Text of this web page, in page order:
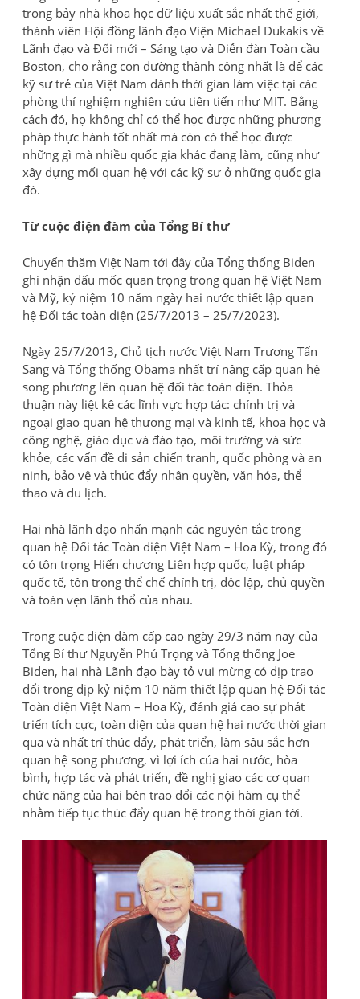
trong bảy nhà khoa học dữ liệu xuất sắc nhất thế giới,
thành viên Hội đồng lãnh đạo Viện Michael Dukakis về
Lãnh đạo và Đổi mới – Sáng tạo và Diễn đàn Toàn cầu
Boston, cho rằng con đường thành công nhất là để các
kỹ sư trẻ của Việt Nam dành thời gian làm việc tại các
phòng thí nghiệm nghiên cứu tiên tiến như MIT. Bằng
cách đó, họ không chỉ có thể học được những phương
pháp thực hành tốt nhất mà còn có thể học được
những gì mà nhiều quốc gia khác đang làm, cũng như
xây dựng mối quan hệ với các kỹ sư ở những quốc gia
đó.
Từ cuộc điện đàm của Tổng Bí thư
Chuyến thăm Việt Nam tới đây của Tổng thống Biden
ghi nhận dấu mốc quan trọng trong quan hệ Việt Nam
và Mỹ, kỷ niệm 10 năm ngày hai nước thiết lập quan
hệ Đối tác toàn diện (25/7/2013 – 25/7/2023).
Ngày 25/7/2013, Chủ tịch nước Việt Nam Trương Tấn
Sang và Tổng thống Obama nhất trí nâng cấp quan hệ
song phương lên quan hệ đối tác toàn diện. Thỏa
thuận này liệt kê các lĩnh vực hợp tác: chính trị và
ngoại giao quan hệ thương mại và kinh tế, khoa học và
công nghệ, giáo dục và đào tạo, môi trường và sức
khỏe, các vấn đề di sản chiến tranh, quốc phòng và an
ninh, bảo vệ và thúc đẩy nhân quyền, văn hóa, thể
thao và du lịch.
Hai nhà lãnh đạo nhấn mạnh các nguyên tắc trong
quan hệ Đối tác Toàn diện Việt Nam – Hoa Kỳ, trong đó
có tôn trọng Hiến chương Liên hợp quốc, luật pháp
quốc tế, tôn trọng thể chế chính trị, độc lập, chủ quyền
và toàn vẹn lãnh thổ của nhau.
Trong cuộc điện đàm cấp cao ngày 29/3 năm nay của
Tổng Bí thư Nguyễn Phú Trọng và Tổng thống Joe
Biden, hai nhà Lãnh đạo bày tỏ vui mừng có dịp trao
đổi trong dịp kỷ niệm 10 năm thiết lập quan hệ Đối tác
Toàn diện Việt Nam – Hoa Kỳ, đánh giá cao sự phát
triển tích cực, toàn diện của quan hệ hai nước thời gian
qua và nhất trí thúc đẩy, phát triển, làm sâu sắc hơn
quan hệ song phương, vì lợi ích của hai nước, hòa
bình, hợp tác và phát triển, đề nghị giao các cơ quan
chức năng của hai bên trao đổi các nội hàm cụ thể
nhằm tiếp tục thúc đẩy quan hệ trong thời gian tới.